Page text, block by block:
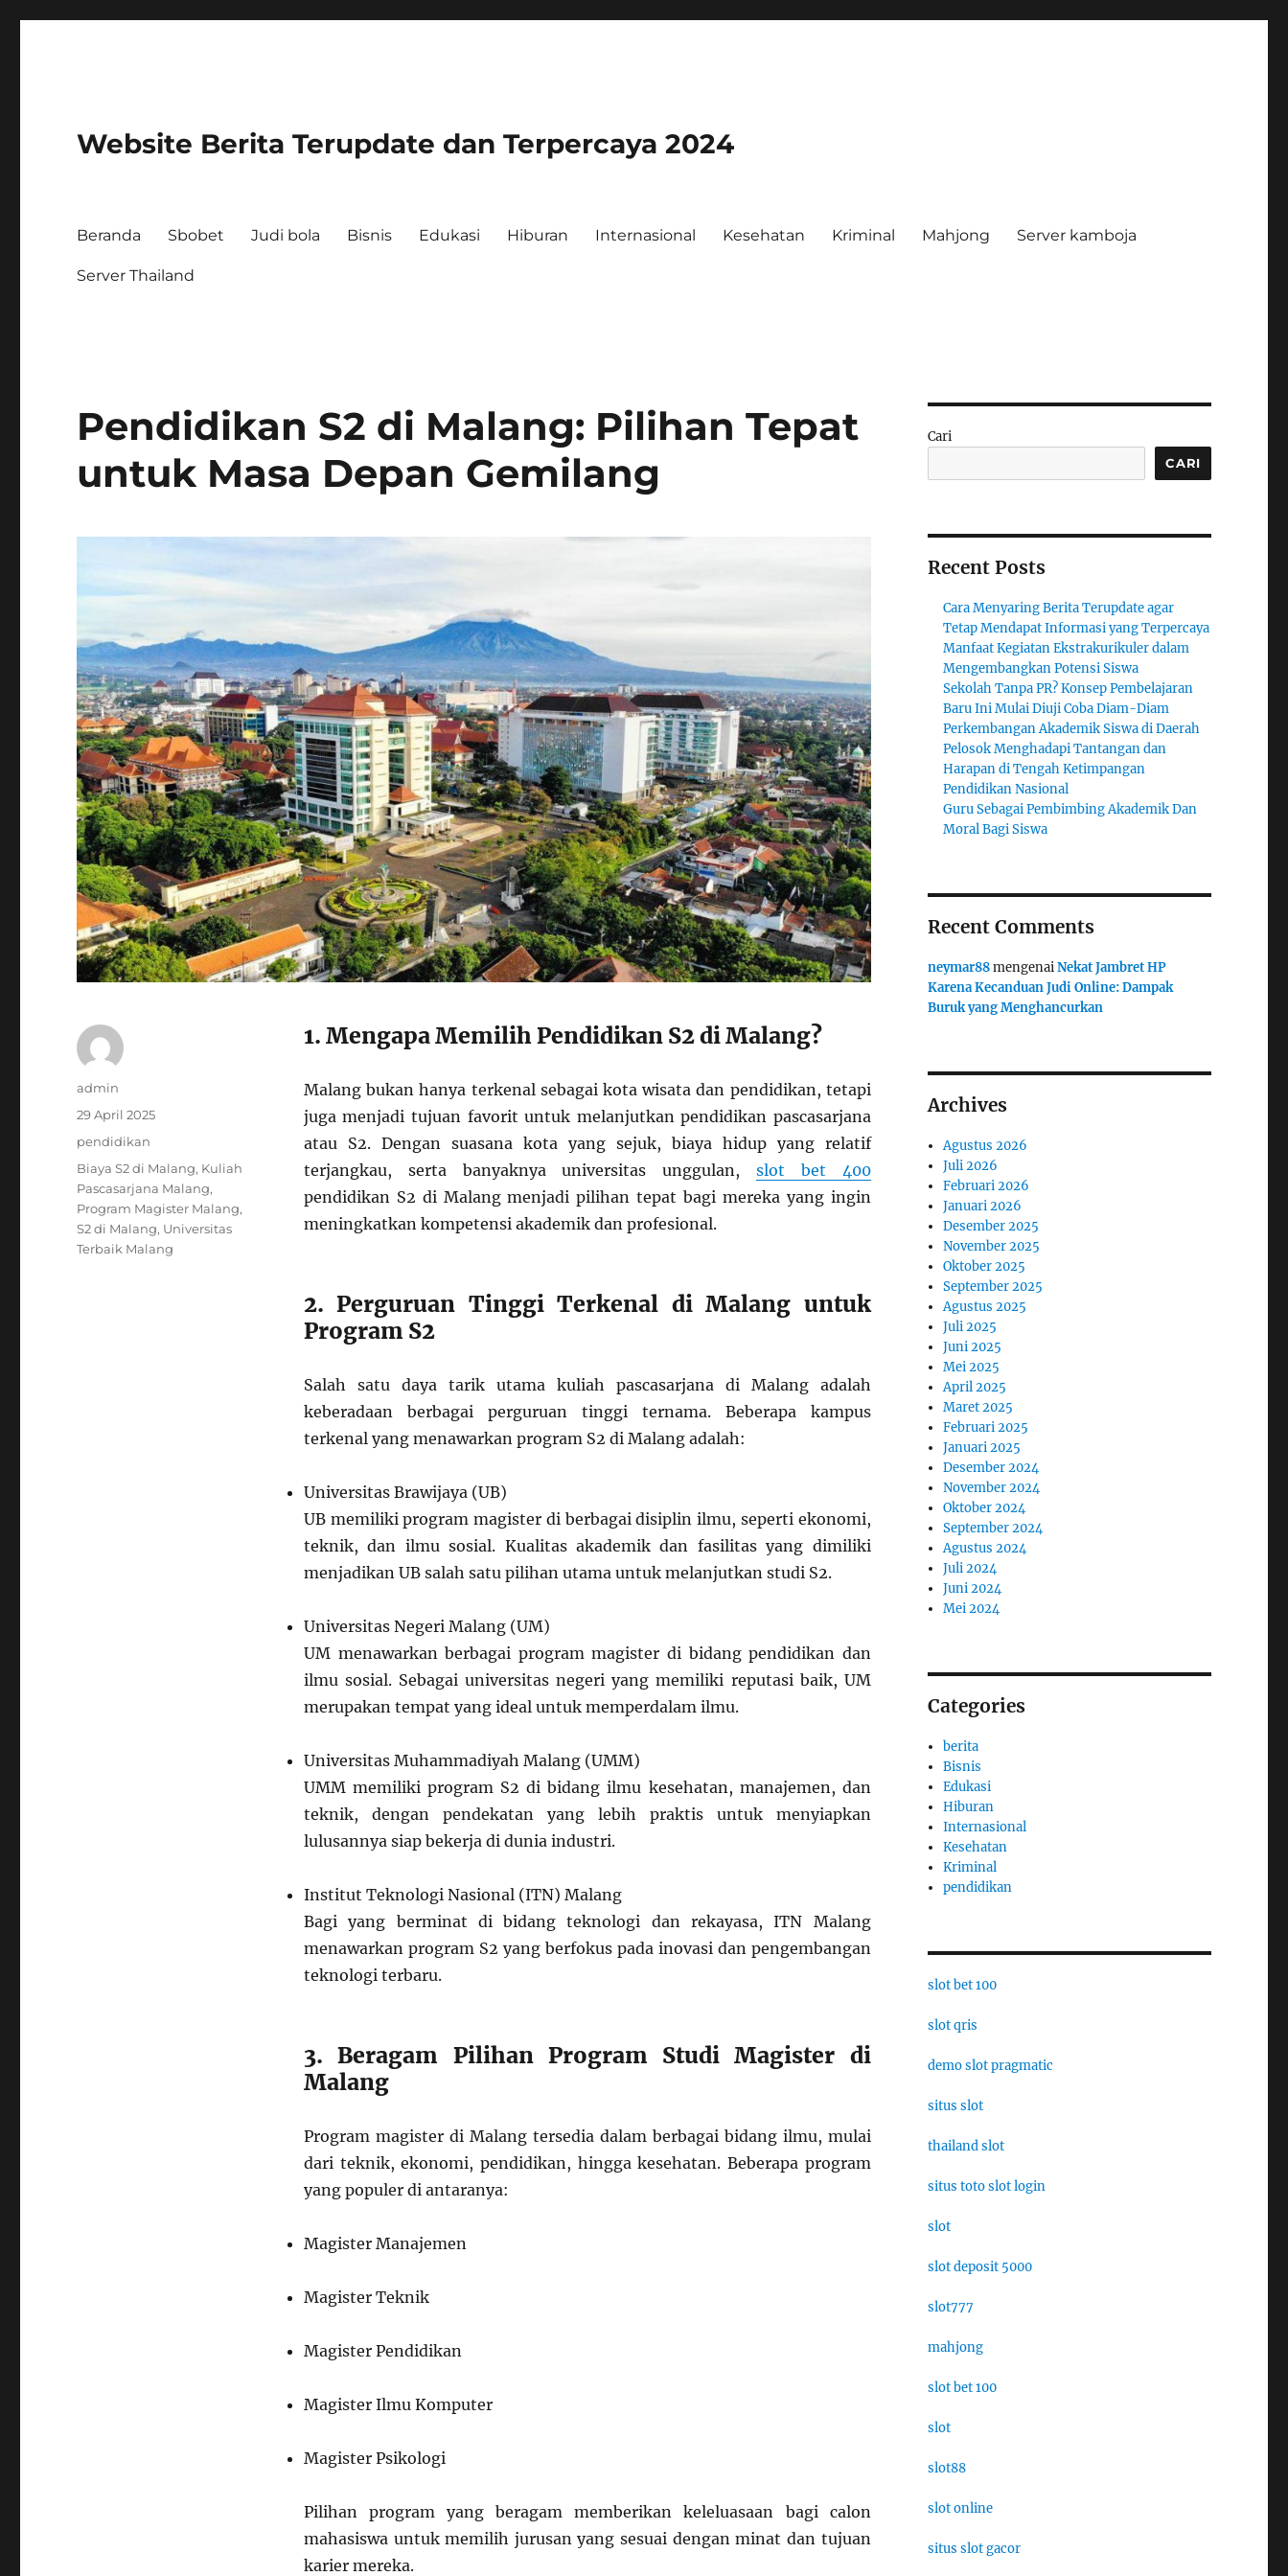
Website Berita Terupdate dan Terpercaya 2024
Beranda Sbobet Judi bola Bisnis Edukasi Hiburan Internasional Kesehatan Kriminal Mahjong Server kamboja
Server Thailand
Pendidikan S2 di Malang: Pilihan Tepat
untuk Masa Depan Gemilang
1. Mengapa Memilih Pendidikan S2 di Malang?
Malang bukan hanya terkenal sebagai kota wisata dan pendidikan, tetapi
juga menjadi tujuan favorit untuk melanjutkan pendidikan pascasarjana
atau S2. Dengan suasana kota yang sejuk, biaya hidup yang relatif
terjangkau, serta banyaknya universitas unggulan,slot bet 400
pendidikan S2 di Malang menjadi pilihan tepat bagi mereka yang ingin
meningkatkan kompetensi akademik dan profesional.
2. Perguruan Tinggi Terkenal di Malang untuk
Program S2
Salah satu daya tarik utama kuliah pascasarjana di Malang adalah
keberadaan berbagai perguruan tinggi ternama. Beberapa kampus
terkenal yang menawarkan program S2 di Malang adalah:
Universitas Brawijaya (UB)
UB memiliki program magister di berbagai disiplin ilmu, seperti ekonomi,
teknik, dan ilmu sosial. Kualitas akademik dan fasilitas yang dimiliki
menjadikan UB salah satu pilihan utama untuk melanjutkan studi S2.
Universitas Negeri Malang (UM)
UM menawarkan berbagai program magister di bidang pendidikan dan
ilmu sosial. Sebagai universitas negeri yang memiliki reputasi baik, UM
merupakan tempat yang ideal untuk memperdalam ilmu.
Universitas Muhammadiyah Malang (UMM)
UMM memiliki program S2 di bidang ilmu kesehatan, manajemen, dan
teknik, dengan pendekatan yang lebih praktis untuk menyiapkan
lulusannya siap bekerja di dunia industri.
Institut Teknologi Nasional (ITN) Malang
Bagi yang berminat di bidang teknologi dan rekayasa, ITN Malang
menawarkan program S2 yang berfokus pada inovasi dan pengembangan
teknologi terbaru.
3. Beragam Pilihan Program Studi Magister di
Malang
Program magister di Malang tersedia dalam berbagai bidang ilmu, mulai
dari teknik, ekonomi, pendidikan, hingga kesehatan. Beberapa program
yang populer di antaranya:
Magister Manajemen
Magister Teknik
Magister Pendidikan
Magister Ilmu Komputer
Magister Psikologi
Pilihan program yang beragam memberikan keleluasaan bagi calon
mahasiswa untuk memilih jurusan yang sesuai dengan minat dan tujuan
karier mereka.
Author
admin
Posted
29 April 2025
Categories
pendidikan
Tags
Biaya S2 di Malang, Kuliah
Pascasarjana Malang,
Program Magister Malang,
S2 di Malang, Universitas
Terbaik Malang
Cari
CARI
Recent Posts
Cara Menyaring Berita Terupdate agar
Tetap Mendapat Informasi yang Terpercaya
Manfaat Kegiatan Ekstrakurikuler dalam
Mengembangkan Potensi Siswa
Sekolah Tanpa PR? Konsep Pembelajaran
Baru Ini Mulai Diuji Coba Diam-Diam
Perkembangan Akademik Siswa di Daerah
Pelosok Menghadapi Tantangan dan
Harapan di Tengah Ketimpangan
Pendidikan Nasional
Guru Sebagai Pembimbing Akademik Dan
Moral Bagi Siswa
Recent Comments
neymar88mengenaiNekat Jambret HP
Karena Kecanduan Judi Online: Dampak
Buruk yang Menghancurkan
Archives
Agustus 2026
Juli 2026
Februari 2026
Januari 2026
Desember 2025
November 2025
Oktober 2025
September 2025
Agustus 2025
Juli 2025
Juni 2025
Mei 2025
April 2025
Maret 2025
Februari 2025
Januari 2025
Desember 2024
November 2024
Oktober 2024
September 2024
Agustus 2024
Juli 2024
Juni 2024
Mei 2024
Categories
berita
Bisnis
Edukasi
Hiburan
Internasional
Kesehatan
Kriminal
pendidikan
slot bet 100
slot qris
demo slot pragmatic
situs slot
thailand slot
situs toto slot login
slot
slot deposit 5000
slot777
mahjong
slot bet 100
slot
slot88
slot online
situs slot gacor